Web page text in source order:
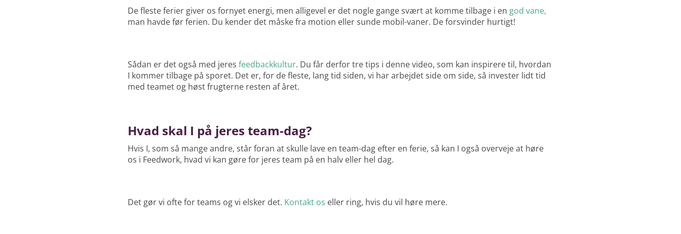
De fleste ferier giver os fornyet energi, men alligevel er det nogle gange svært at komme tilbage i en god vane,
man havde før ferien. Du kender det måske fra motion eller sunde mobil-vaner. De forsvinder hurtigt!
Sådan er det også med jeres feedbackkultur. Du får derfor tre tips i denne video, som kan inspirere til, hvordan
I kommer tilbage på sporet. Det er, for de fleste, lang tid siden, vi har arbejdet side om side, så invester lidt tid
med teamet og høst frugterne resten af året.
Hvad skal I på jeres team-dag?
Hvis I, som så mange andre, står foran at skulle lave en team-dag efter en ferie, så kan I også overveje at høre
os i Feedwork, hvad vi kan gøre for jeres team på en halv eller hel dag.
Det gør vi ofte for teams og vi elsker det. Kontakt os eller ring, hvis du vil høre mere.